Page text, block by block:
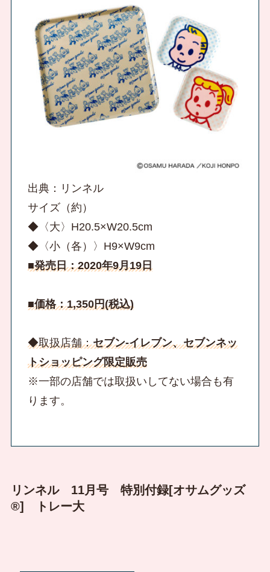
出典：リンネル
サイズ（約）
◆〈大〉H20.5×W20.5cm
◆〈小（各）〉H9×W9cm
■発売日：2020年9月19日
■価格：1,350円(税込)
◆取扱店舗：セブン‐イレブン、セブンネッ
トショッピング限定販売
※一部の店舗では取扱いしてない場合も有
ります。
リンネル 11月号 特別付録[オサムグッズ
®] トレー大